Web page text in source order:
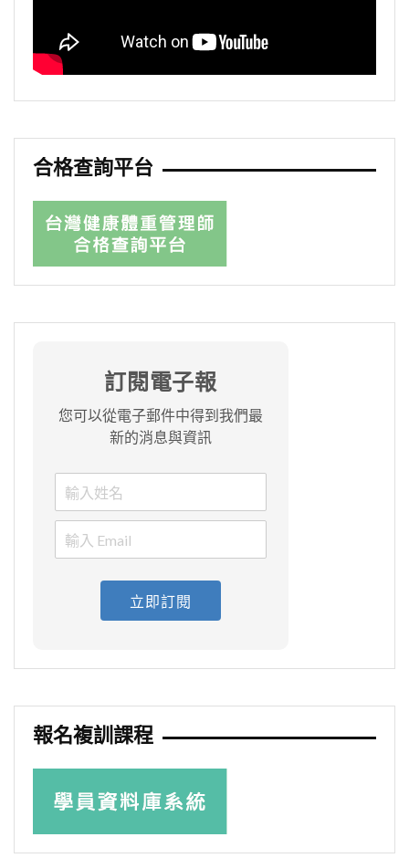
合格查詢平台
訂閱電子報
您可以從電子郵件中得到我們最
新的消息與資訊
立即訂閱
報名複訓課程